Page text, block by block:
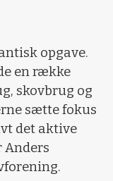
opgave.
en række
skovbrug og
sætte fokus
det aktive
Anders